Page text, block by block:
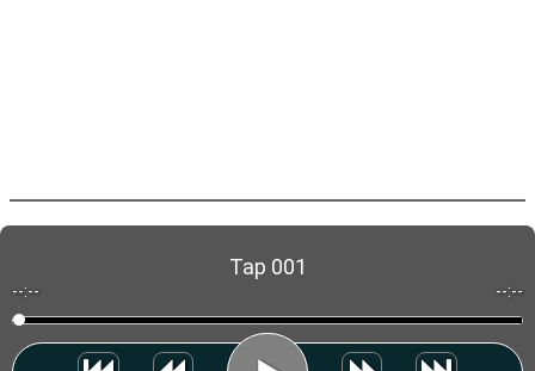
Tap 001
--:-- --:--